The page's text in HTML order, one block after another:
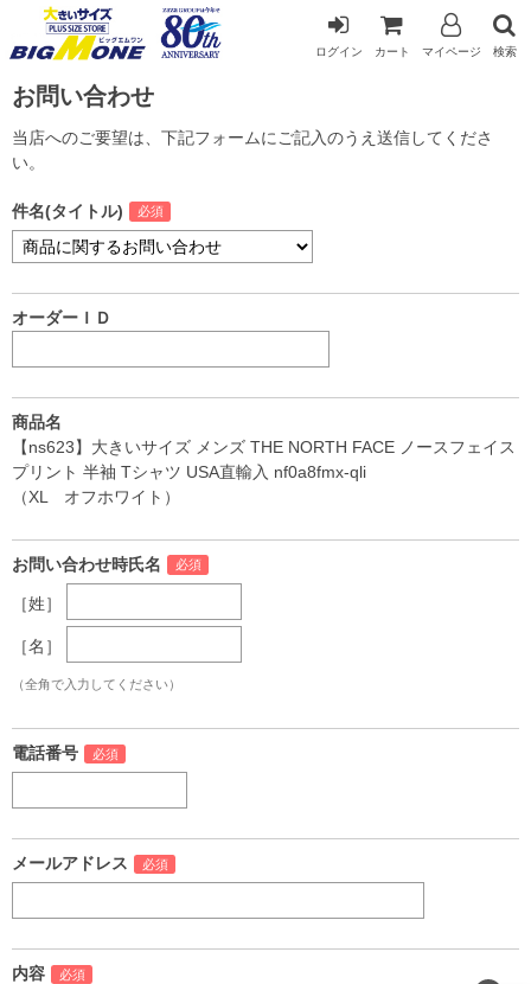
ログイン カート マイページ 検索
お問い合わせ
当店へのご要望は、下記フォームにご記入のうえ送信してくださ
い。
件名(タイトル)
オーダーＩＤ
商品名
【ns623】大きいサイズ メンズ THE NORTH FACE ノースフェイス
プリント 半袖 Tシャツ USA直輸入 nf0a8fmx-qli
（XL オフホワイト）
お問い合わせ時氏名
［姓］
［名］
（全角で入力してください）
電話番号
メールアドレス
内容